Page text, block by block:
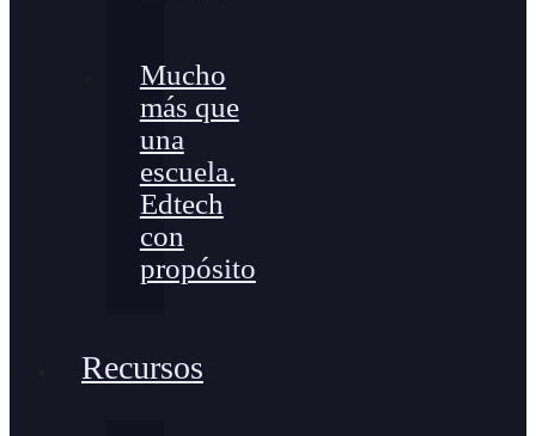
Mucho
más que
una
escuela.
Edtech
con
propósito
Recursos